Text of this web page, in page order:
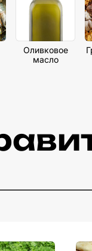
Оливковое
масло